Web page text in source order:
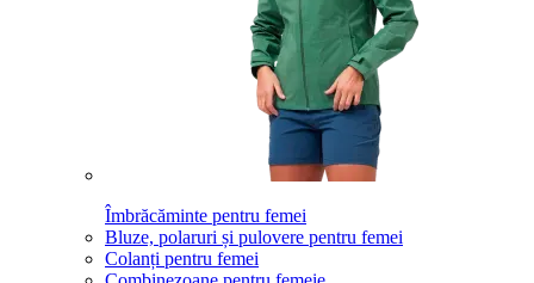
Îmbrăcăminte pentru femei
Bluze, polaruri și pulovere pentru femei
Colanți pentru femei